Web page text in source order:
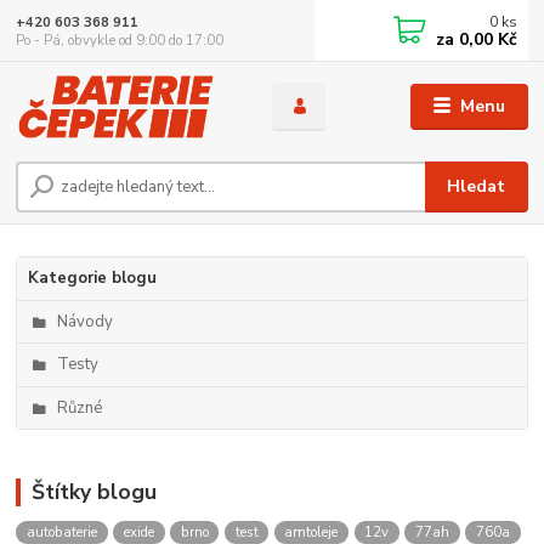
Menu
Hledat
+420 603 368 911
Po - Pá, obvykle od 9:00 do 17:00
0 ks
za 0,00 Kč
Kategorie blogu
Návody
Testy
Různé
Štítky blogu
autobaterie exide brno test amtoleje 12v 77ah
760a